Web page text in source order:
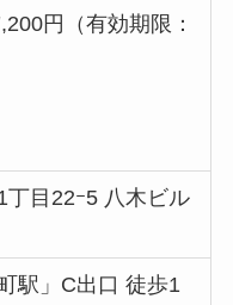
円（有効期限：
目22ｰ5 八木ビル
駅」C出口 徒歩1